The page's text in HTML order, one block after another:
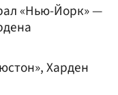
«Нью-Йорк» —
Харден